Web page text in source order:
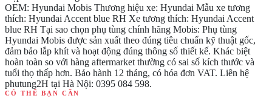
OEM: Hyundai Mobis Thương hiệu xe: Hyundai Mẫu xe tương
thích: Hyundai Accent blue RH Xe tương thích: Hyundai Accent
blue RH Tại sao chọn phụ tùng chính hãng Mobis: Phụ tùng
Hyundai Mobis được sản xuất theo đúng tiêu chuẩn kỹ thuật gốc,
đảm bảo lắp khít và hoạt động đúng thông số thiết kế. Khác biệt
hoàn toàn so với hàng aftermarket thường có sai số kích thước và
tuổi thọ thấp hơn. Bảo hành 12 tháng, có hóa đơn VAT. Liên hệ
phutung2H tại Hà Nội: 0395 084 598.
CÓ THỂ BẠN CẦN